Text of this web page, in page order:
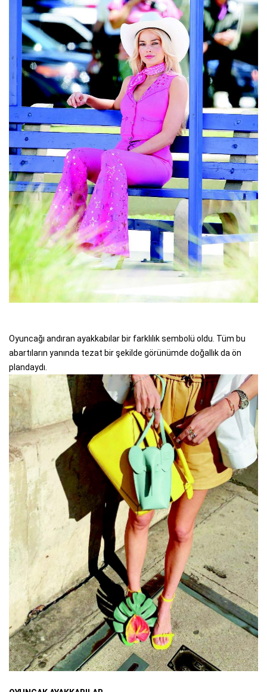
Oyuncağı andıran ayakkabılar bir farklılık sembolü oldu. Tüm bu
abartıların yanında tezat bir şekilde görünümde doğallık da ön
plandaydı.